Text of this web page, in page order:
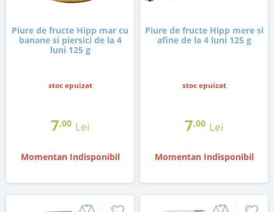
Piure de fructe Hipp mar cu
banane si piersici de la 4
luni 125 g
stoc epuizat
7,00 Lei
Momentan Indisponibil
Piure de fructe Hipp mere si
afine de la 4 luni 125 g
stoc epuizat
7,00 Lei
Momentan Indisponibil